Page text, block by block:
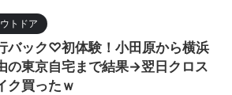
トドア
バック♡初体験！小田原から横浜
の東京自宅まで結果→翌日クロス
ク買ったｗ